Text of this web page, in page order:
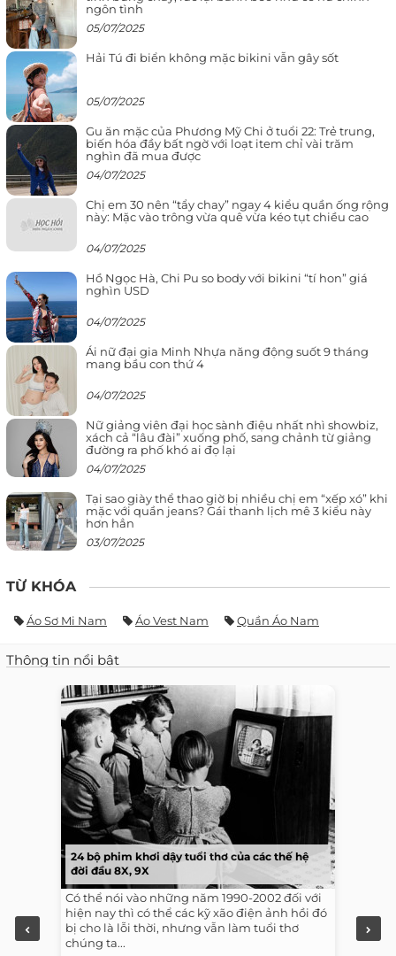
ngôn tình
05/07/2025
Hải Tú đi biển không mặc bikini vẫn gây sốt
05/07/2025
Gu ăn mặc của Phương Mỹ Chi ở tuổi 22: Trẻ trung,
biến hóa đầy bất ngờ với loạt item chỉ vài trăm
nghìn đã mua được
04/07/2025
Chị em 30 nên “tẩy chay” ngay 4 kiểu quần ống rộng
này: Mặc vào trông vừa quê vừa kéo tụt chiều cao
04/07/2025
Hồ Ngọc Hà, Chi Pu so body với bikini “tí hon” giá
nghìn USD
04/07/2025
Ái nữ đại gia Minh Nhựa năng động suốt 9 tháng
mang bầu con thứ 4
04/07/2025
Nữ giảng viên đại học sành điệu nhất nhì showbiz,
xách cả “lâu đài” xuống phố, sang chảnh từ giảng
đường ra phố khó ai đọ lại
04/07/2025
Tại sao giày thể thao giờ bị nhiều chị em “xếp xó” khi
mặc với quần jeans? Gái thanh lịch mê 3 kiểu này
hơn hẳn
03/07/2025
TỪ KHÓA
Áo Sơ Mi Nam Áo Vest Nam Quần Áo Nam
Thông tin nổi bật
24 bộ phim khơi dậy tuổi thơ của các thế hệ
đời đầu 8X, 9X
Có thể nói vào những năm 1990-2002 đối với
hiện nay thì có thể các kỹ xão điện ảnh hồi đó
bị cho là lỗi thời, nhưng vẫn làm tuổi thơ
chúng ta...